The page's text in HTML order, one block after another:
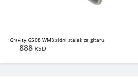
Gravity GS 08 WMB zidni stalak za gitaru
888 RSD